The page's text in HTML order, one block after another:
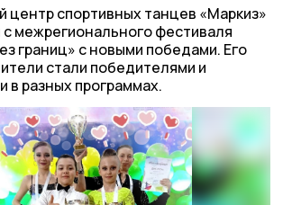
центр спортивных танцев «Маркиз»
с межрегионального фестиваля
границ» с новыми победами. Его
стали победителями и
в разных программах.